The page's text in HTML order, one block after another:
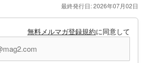
最終発行日: 2026年07月02日
無料メルマガ登録規約に同意して